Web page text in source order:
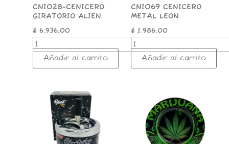
CNI028-CENICERO
GIRATORIO ALIEN
$ 6.936,00
Añadir al carrito
CNI069 CENICERO
METAL LEON
$ 1.986,00
Añadir al carrito
CENICERO
GIRATORIO
ALIEN
NEGRO
cantidad
CENICERO
METAL
cantidad